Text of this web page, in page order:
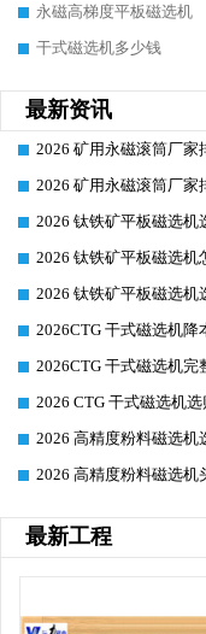
永磁高梯度平板磁选机
干式磁选机多少钱
最新资讯
2026 矿用永磁滚筒厂
2026 矿用永磁滚筒厂
2026 钛铁矿平板磁选
2026 钛铁矿平板磁选
2026 钛铁矿平板磁选机
2026CTG 干式磁选机
2026CTG 干式磁选机
2026 CTG 干式磁选机
2026 高精度粉料磁选机
2026 高精度粉料磁选机
最新工程